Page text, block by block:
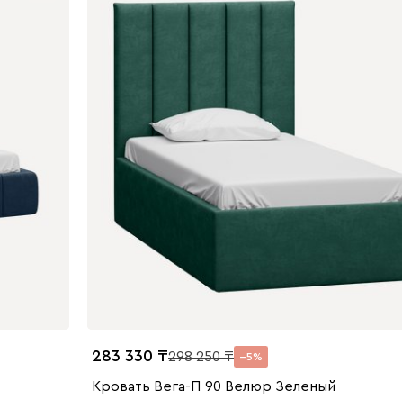
283 330 298 250 5
Кровать Вега-П 90 Велюр Зеленый